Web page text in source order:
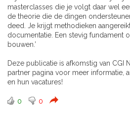
masterclasses die je volgt daar wel
de theorie die de dingen
deed. Je krijgt methodieken
documentatie. Een stevig fundament
bouwen.’
Deze publicatie is afkomstig van CGI
partner pagina voor meer informatie,
en hun vacatures!
0 0